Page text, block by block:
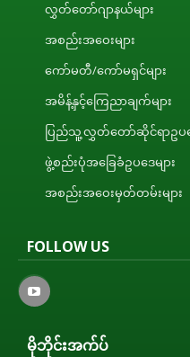
လွှတ်တော်ဂျာနယ်များ
အစည်းအဝေးများ
ကော်မတီ/ကော်မရှင်များ
အမိန့်နှင့်ကြေညာချက်များ
ပြည်သူ့လွှတ်တော်ဆိုင်ရာဥပဒေ
ဖွဲ့စည်းပုံအခြေခံဥပဒေများ
အစည်းအဝေးမှတ်တမ်းများ
FOLLOW US
မိုဘိုင်းအက်ပ်